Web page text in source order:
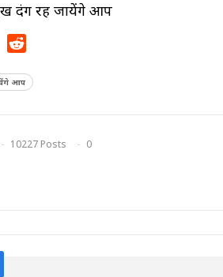
दंग रह जायेंगे आप
Copy
आप
10227 Posts
0